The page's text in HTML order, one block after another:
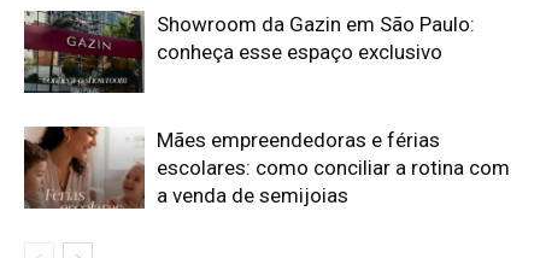
Showroom da Gazin em São Paulo:
conheça esse espaço exclusivo
Mães empreendedoras e férias
escolares: como conciliar a rotina com
a venda de semijoias